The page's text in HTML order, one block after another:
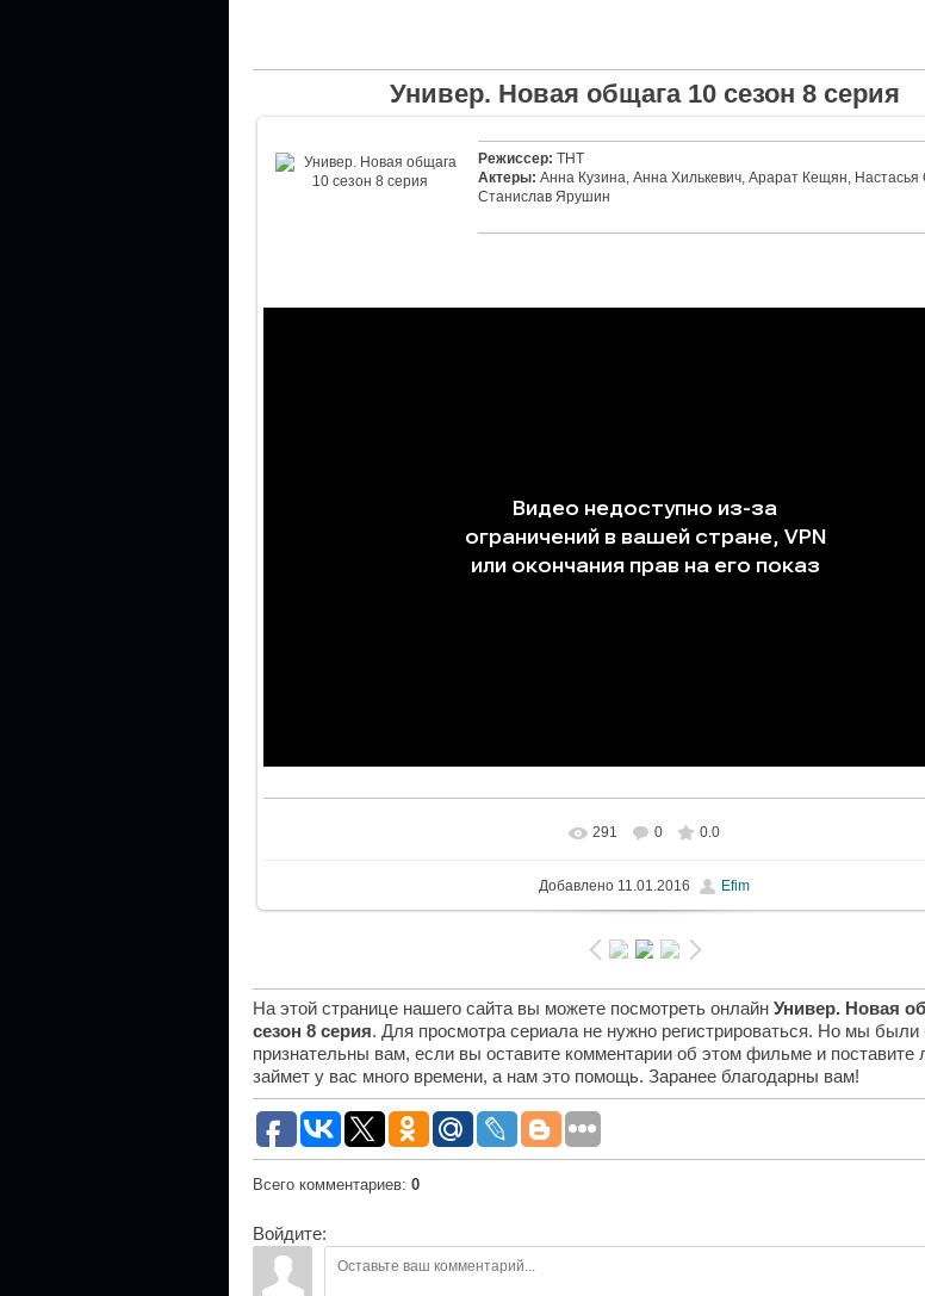
Универ. Новая общага 10 сезон 8 серия
Режиссер: ТНТ
Актеры: Анна Кузина, Анна Хилькевич, Арарат Кещян, Настасья
Станислав Ярушин
291 0 0.0
Добавлено 11.01.2016 Efim
На этой странице нашего сайта вы можете посмотреть онлайн Универ. Новая
сезон 8 серия. Для просмотра сериала не нужно регистрироваться. Но мы были
признательны вам, если вы оставите комментарии об этом фильме и поставите
займет у вас много времени, а нам это помощь. Заранее благодарны вам!
Всего комментариев: 0
Войдите: